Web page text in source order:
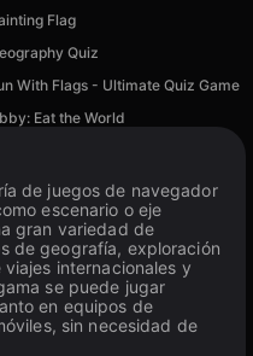
Flag
Quiz
With Flags - Ultimate Quiz Game
Eat the World
de juegos de navegador
escenario o eje
gran variedad de
de geografía, exploración
internacionales y
se puede jugar
en equipos de
sin necesidad de